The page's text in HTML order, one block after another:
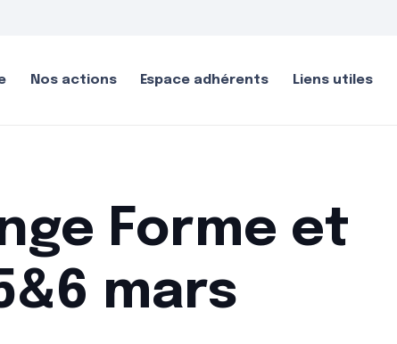
Nos actions Espace adhérents Liens utiles
Forme et
mars